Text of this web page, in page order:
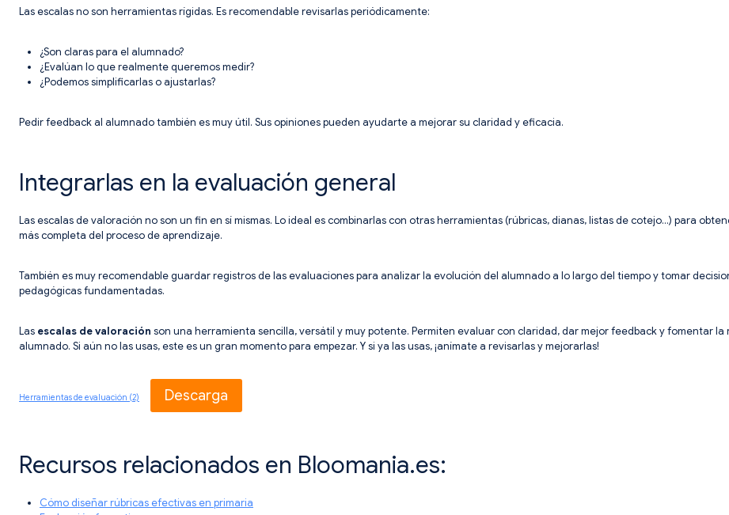
Las escalas no son herramientas rígidas. Es recomendable revisarlas periódicamente:
¿Son claras para el alumnado?
¿Evalúan lo que realmente queremos medir?
¿Podemos simplificarlas o ajustarlas?
Pedir feedback al alumnado también es muy útil. Sus opiniones pueden ayudarte a mejorar su claridad y eficacia.
Integrarlas en la evaluación general
Las escalas de valoración no son un fin en sí mismas. Lo ideal es combinarlas con otras herramientas (rúbricas, dianas, listas de cotejo…) para
más completa del proceso de aprendizaje.
También es muy recomendable guardar registros de las evaluaciones para analizar la evolución del alumnado a lo largo del tiempo y tomar
pedagógicas fundamentadas.
Las escalas de valoración son una herramienta sencilla, versátil y muy potente. Permiten evaluar con claridad, dar mejor feedback y fomentar la
alumnado. Si aún no las usas, este es un gran momento para empezar. Y si ya las usas, ¡anímate a revisarlas y mejorarlas!
Herramientas de evaluación (2) Descarga
Recursos relacionados en Bloomania.es:
Cómo diseñar rúbricas efectivas en primaria